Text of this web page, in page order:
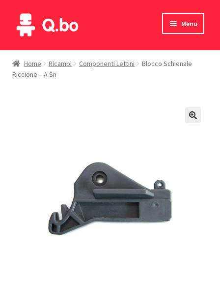
Vai
alla
Vai
al
Menu
Home
Blog
Home Ricambi Componenti Lettini
Blocco Schienale
Riccione – A Sn